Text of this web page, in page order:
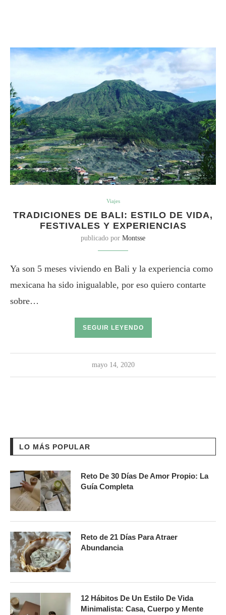
Viajes
TRADICIONES DE BALI: ESTILO DE VIDA,
FESTIVALES Y EXPERIENCIAS
publicado por Montsse
Ya son 5 meses viviendo en Bali y la experiencia como
mexicana ha sido inigualable, por eso quiero contarte
sobre…
SEGUIR LEYENDO
mayo 14, 2020
LO MÁS POPULAR
Reto De 30 Días De Amor Propio: La
Guía Completa
Reto de 21 Días Para Atraer
Abundancia
12 Hábitos De Un Estilo De Vida
Minimalista: Casa, Cuerpo y Mente